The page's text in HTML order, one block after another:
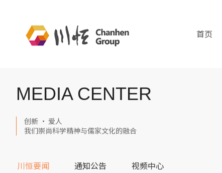
首页
MEDIA CENTER
创新 · 爱人
我们崇尚科学精神与儒家文化的融合
川恒要闻 通知公告 视频中心